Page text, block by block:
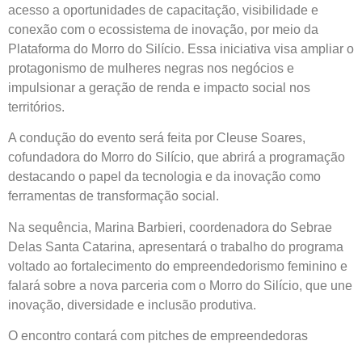
acesso a oportunidades de capacitação, visibilidade e
conexão com o ecossistema de inovação, por meio da
Plataforma do Morro do Silício. Essa iniciativa visa ampliar o
protagonismo de mulheres negras nos negócios e
impulsionar a geração de renda e impacto social nos
territórios.
A condução do evento será feita por Cleuse Soares,
cofundadora do Morro do Silício, que abrirá a programação
destacando o papel da tecnologia e da inovação como
ferramentas de transformação social.
Na sequência, Marina Barbieri, coordenadora do Sebrae
Delas Santa Catarina, apresentará o trabalho do programa
voltado ao fortalecimento do empreendedorismo feminino e
falará sobre a nova parceria com o Morro do Silício, que une
inovação, diversidade e inclusão produtiva.
O encontro contará com pitches de empreendedoras